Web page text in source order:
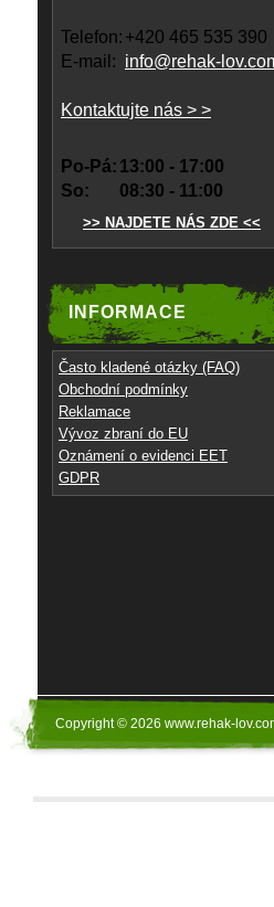
Telefon: +420 465 535 390
E-mail: info@rehak-
Kontaktujte nás > >
Po-Pá: 13:00 - 17:00
So:
08:30 - 11:00
>> NAJDETE NÁS ZDE <<
INFORMACE
Často kladené otázky (FAQ)
Obchodní podmínky
Reklamace
Vývoz zbraní do EU
Oznámení o evidenci EET
GDPR
Copyright © 2026 www.rehak-